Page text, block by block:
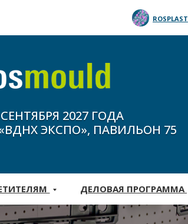
ROSPLAST
СЕНТЯБРЯ 2027 ГОДА
ЭКСПО», ПАВИЛЬОН 75
ДЕЛОВАЯ ПРОГРАММА